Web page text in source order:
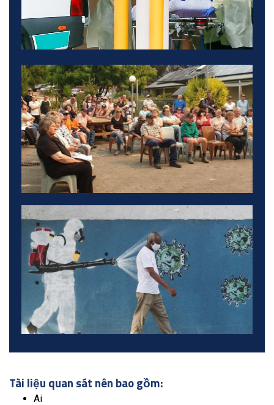
Tài liệu quan sát nên bao gồm:
Ai